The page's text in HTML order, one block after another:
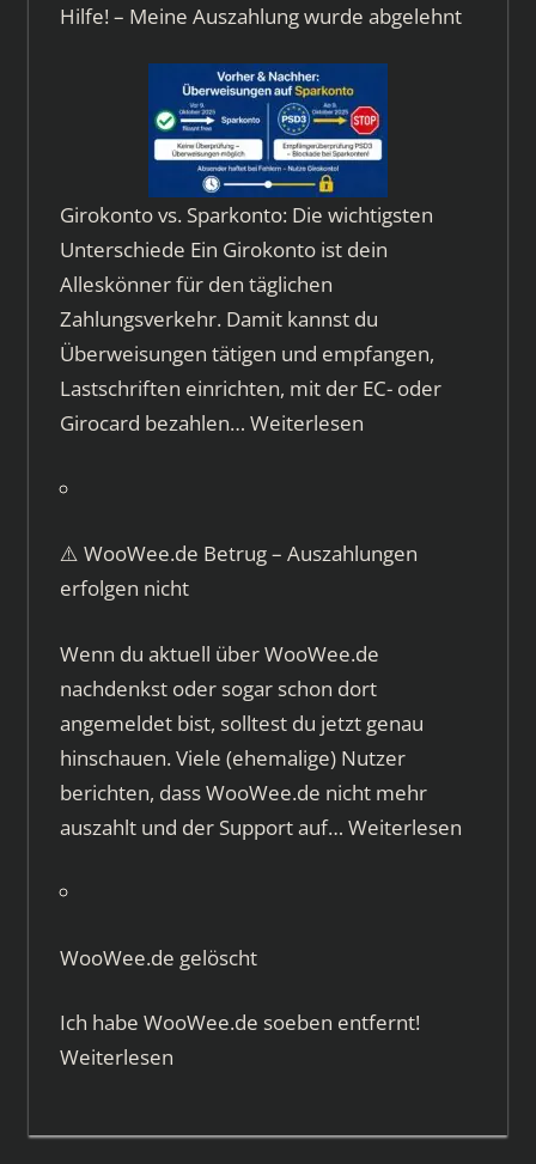
Hilfe! – Meine Auszahlung wurde abgelehnt
Girokonto vs. Sparkonto: Die wichtigsten
Unterschiede Ein Girokonto ist dein
Alleskönner für den täglichen
Zahlungsverkehr. Damit kannst du
Überweisungen tätigen und empfangen,
Lastschriften einrichten, mit der EC- oder
Girocard bezahlen… Weiterlesen
⚠️ WooWee.de Betrug – Auszahlungen
erfolgen nicht
Wenn du aktuell über WooWee.de
nachdenkst oder sogar schon dort
angemeldet bist, solltest du jetzt genau
hinschauen. Viele (ehemalige) Nutzer
berichten, dass WooWee.de nicht mehr
auszahlt und der Support auf… Weiterlesen
WooWee.de gelöscht
Ich habe WooWee.de soeben entfernt!
Weiterlesen